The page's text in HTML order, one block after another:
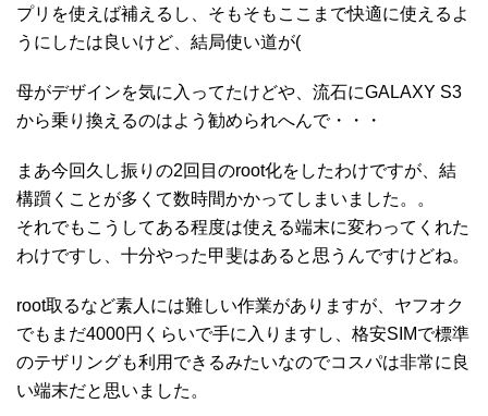
プリを使えば補えるし、そもそもここまで快適に使えるよ
うにしたは良いけど、結局使い道が(
母がデザインを気に入ってたけどや、流石にGALAXY S3
から乗り換えるのはよう勧められへんで・・・
まあ今回久し振りの2回目のroot化をしたわけですが、結
構躓くことが多くて数時間かかってしまいました。。
それでもこうしてある程度は使える端末に変わってくれた
わけですし、十分やった甲斐はあると思うんですけどね。
root取るなど素人には難しい作業がありますが、ヤフオク
でもまだ4000円くらいで手に入りますし、格安SIMで標準
のテザリングも利用できるみたいなのでコスパは非常に良
い端末だと思いました。